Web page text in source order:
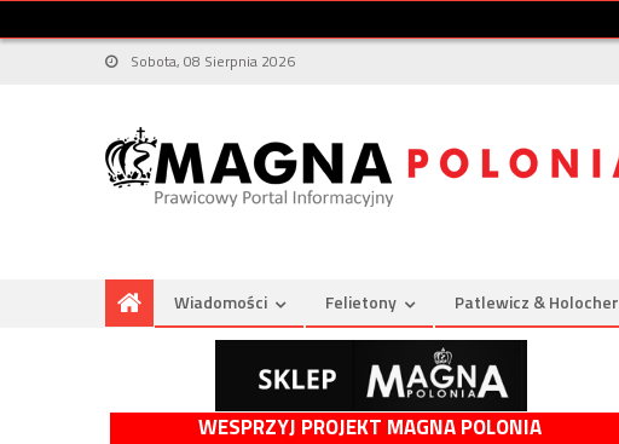
Sobota, 08 Sierpnia 2026
Wiadomości Felietony Patlewicz & Holocher
WESPRZYJ PROJEKT MAGNA POLONIA